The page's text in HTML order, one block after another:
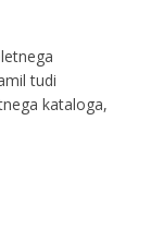
tudi
kataloga,